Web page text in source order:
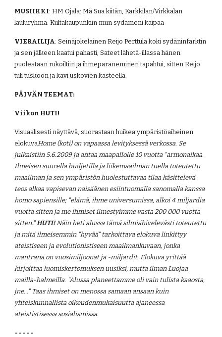
MUSIIKKI: HM Ojala: Mä Sua kiitän, Karkkilan/Virkkalan
lauluryhmä: Kultakaupunkiin mun sydämeni kaipaa
VIERAILIJA: Seinäjokelainen Reijo Perttula koki sydäninfarktin
ja sen jälkeen kaatui pahasti, Sateet lähetä-illassa hänen
puolestaan rukoiltiin ja ihmeparaneminen tapahtui, sitten Reijo
tuli tuskoon ja kävi uskovien kasteella.
PÄIVÄN TEEMAT:
Viikon HUTI!
Visuaalisesti näyttävä, suorastaan huikea ympäristöaiheinen
elokuvaHome (koti) on vapaassa levityksessä verkossa. Se
julkaistiin 5.6.2009 ja antaa maapallolle 10 vuotta "armonaikaa.
Ilmeisen suurella budjetilla ja liikemaailman tuella toteutettu
maailman ja sen ympäristön huolestuttavaa tilaa käsittelevä
teos alkaa vapisevan naisäänen esiintuomalla sanomalla kanssa
homo sapiensille; "elämä, ihme universumissa, alkoi 4 miljardia
vuotta sitten ja me ihmiset ilmestyimme vasta 200 000 vuotta
sitten." HUTI! Näin heti alussa tämä silmiähivelevästi toteutettu
ja mitä ilmeisemmin "hyvää" tarkoittava elokuva linkittyy
ateistiseen ja evolutionistiseen maailmankuvaan, jonka
mantrana on vuosimiljoonat ja -miljardit. Elokuva yrittää
kirjoittaa luomiskertomuksen uusiksi, mutta ilman Luojaa
mailla-halmeilla. "Alussa planeettamme oli vain tulista kaaosta,
jne..." Taas ihmiset on menossa samaan ansaan kuin
yhteiskunnallista oikeudenmukaisuutta ajaneessa
ateististisessa sosialismissa.
- - - - -